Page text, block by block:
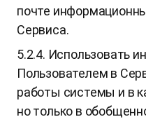
почте
Сервиса.
5.2.4. Использовать
Пользователем в
работы системы и в
но только в